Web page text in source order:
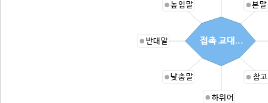
본
참
하위어
낮춤말
반대말
높임말
접촉 교대...